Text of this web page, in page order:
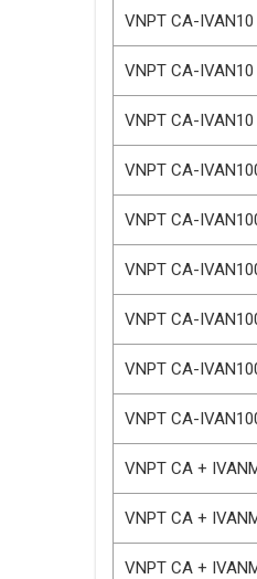
VNPT CA-
VNPT CA-
VNPT CA-
VNPT CA-
VNPT CA-
VNPT CA-
VNPT CA-
VNPT CA-
VNPT CA-
VNPT CA +
VNPT CA +
VNPT CA +